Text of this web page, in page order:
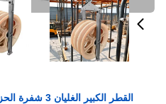
القطر الكبير